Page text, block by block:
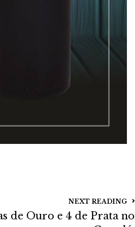
Meio
NEXT READING
de Ouro e 4 de Prata no